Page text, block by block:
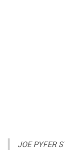
JOE PYFER